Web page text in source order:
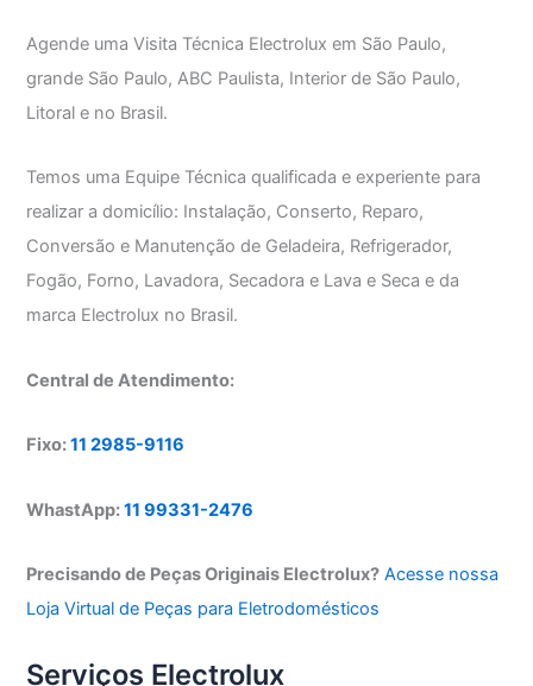
Agende uma Visita Técnica Electrolux em São Paulo,
grande São Paulo, ABC Paulista, Interior de São Paulo,
Litoral e no Brasil.
Temos uma Equipe Técnica qualificada e experiente para
realizar a domicílio: Instalação, Conserto, Reparo,
Conversão e Manutenção de Geladeira, Refrigerador,
Fogão, Forno, Lavadora, Secadora e Lava e Seca e da
marca Electrolux no Brasil.
Central de Atendimento:
Fixo:11 2985-9116
WhastApp:11 99331-2476
Precisando de Peças Originais Electrolux? Acesse nossa
Loja Virtual de Peças para Eletrodomésticos
Serviços Electrolux